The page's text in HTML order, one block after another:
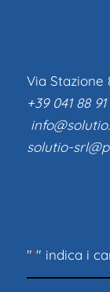
Via Stazione
+39 041 88
solutio-
"*" indica i